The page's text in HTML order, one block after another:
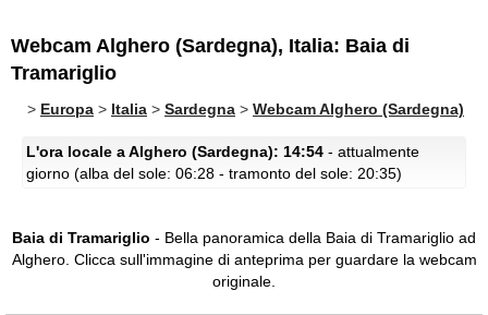
Webcam Alghero (Sardegna), Italia: Baia di
Tramariglio
> Europa > Italia > Sardegna > Webcam Alghero (Sardegna)
L'ora locale a Alghero (Sardegna): 14:54 - attualmente
giorno (alba del sole: 06:28 - tramonto del sole: 20:35)
Baia di Tramariglio - Bella panoramica della Baia di Tramariglio ad
Alghero. Clicca sull'immagine di anteprima per guardare la webcam
originale.